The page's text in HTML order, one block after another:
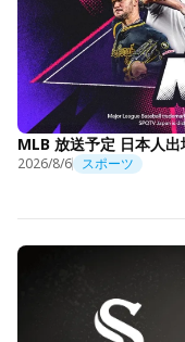
MLB 放送予定 日本人
2026/8/6 スポーツ